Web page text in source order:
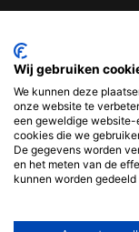
Wij gebruiken
We kunnen deze
onze website te
een geweldige website-
cookies die we
De gegevens worden
en het meten van de
kunnen worden